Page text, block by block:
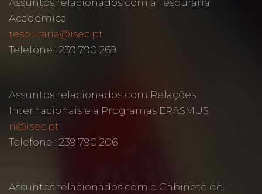
Assuntos relacionados com a Tesouraria
Académica
tesouraria@isec.pt
Telefone : 239 790 269
Assuntos relacionados com Relações
Internacionais e a Programas ERASMUS
ri@isec.pt
Telefone : 239 790 206
Assuntos relacionados com o Gabinete de